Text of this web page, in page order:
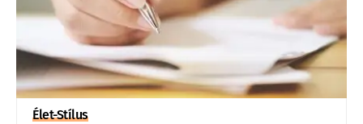
Élet-Stílus